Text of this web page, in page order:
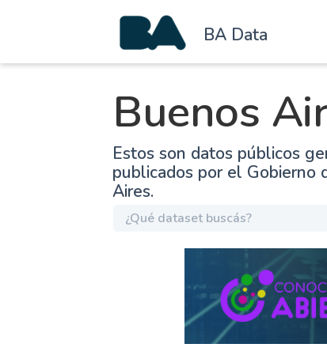
BA Data
Buenos
Estos son datos públicos
publicados por el Gobierno
Aires.